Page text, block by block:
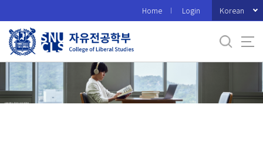
로
메
Home Login Korean